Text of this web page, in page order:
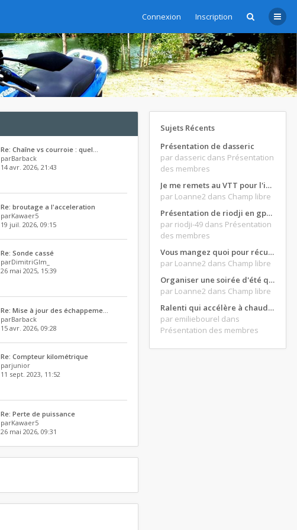
Connexion Inscription
Re: Chaîne vs courroie : quel…
parBarback
14 avr. 2026, 21:43
Re: broutage a l'acceleration
parKawaer5
19 juil. 2026, 09:15
Re: Sonde cassé
parDimitriGlm_
26 mai 2025, 15:39
Re: Mise à jour des échappeme…
parBarback
15 avr. 2026, 09:28
Re: Compteur kilométrique
parjunior
11 sept. 2023, 11:52
Re: Perte de puissance
parKawaer5
26 mai 2026, 09:31
Sujets Récents
Présentation de dasseric
par dasseric dans Présentation
des membres
Je me remets au VTT pour l'intersaison, version électrique
par Loanne2 dans Champ libre
Présentation de riodji en gpz500
par riodji-49 dans Présentation
des membres
Vous mangez quoi pour récupérer après une grosse journée de moto ?
par Loanne2 dans Champ libre
Organiser une soirée d'été qui claque : vos bons plans matos ?
par Loanne2 dans Champ libre
Ralenti qui accélère à chaud et ne redescend pas...
par emiliebourel dans
Présentation des membres